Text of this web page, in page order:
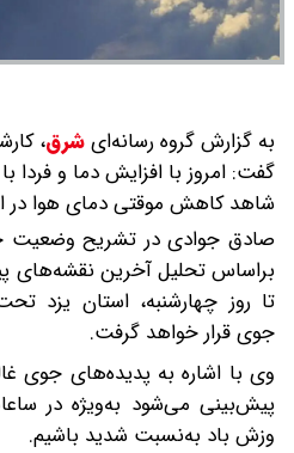
به گزارش گروه رسانه‌ایشرق،
گفت: امروز با افزایش دما و فردا
شاهد کاهش موقتی دمای هوا در
صادق جوادی در تشریح وضعیت
براساس تحلیل آخرین نقشه‌های
تا روز چهارشنبه، استان یزد
جوی قرار خواهد گرفت.
وی با اشاره به پدیده‌های جوی
پیش‌بینی می‌شود به‌ویژه در
وزش باد به‌نسبت شدید باشیم.